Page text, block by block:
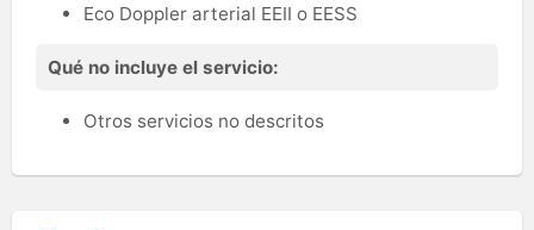
Eco Doppler arterial EEII o EESS
Qué no incluye el servicio:
Otros servicios no descritos